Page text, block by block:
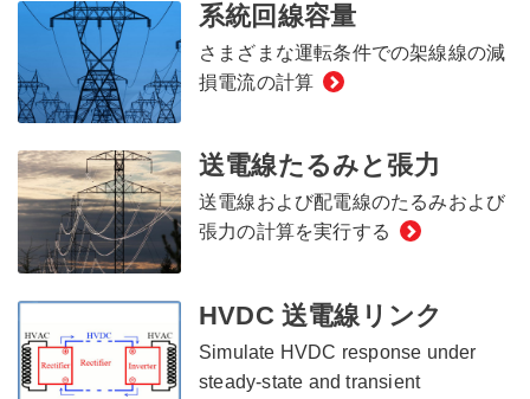
系統回線容量
さまざまな運転条件での架線線の減
損電流の計算
送電線たるみと張力
送電線および配電線のたるみおよび
張力の計算を実行する
HVDC 送電線リンク
Simulate HVDC response under
steady-state and transient